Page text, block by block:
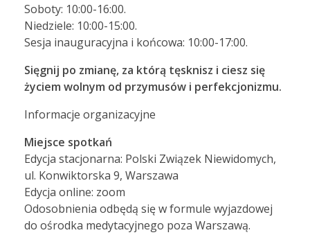
Soboty: 10:00-16:00.
Niedziele: 10:00-15:00.
Sesja inauguracyjna i końcowa: 10:00-17:00.
Sięgnij po zmianę, za którą tęsknisz i ciesz się
życiem wolnym od przymusów i perfekcjonizmu.
Informacje organizacyjne
Miejsce spotkań
Edycja stacjonarna: Polski Związek Niewidomych,
ul. Konwiktorska 9, Warszawa
Edycja online: zoom
Odosobnienia odbędą się w formule wyjazdowej
do ośrodka medytacyjnego poza Warszawą.